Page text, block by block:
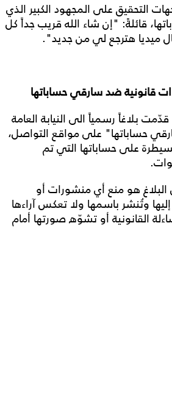
التحقيق على المجهود الكبير الذي
قائلةً: "إن شاء الله قريب جداً كل
ميديا هترجع لي من جديد".
قانونية ضد سارقي حساباتها
بلاغاً رسمياً الى النيابة العامة
حساباتها" على مواقع التواصل،
على حساباتها التي تم
هو منع أي منشورات أو
وتُنشر باسمها ولا تعكس آراءها
القانونية أو تشوّه صورتها أمام